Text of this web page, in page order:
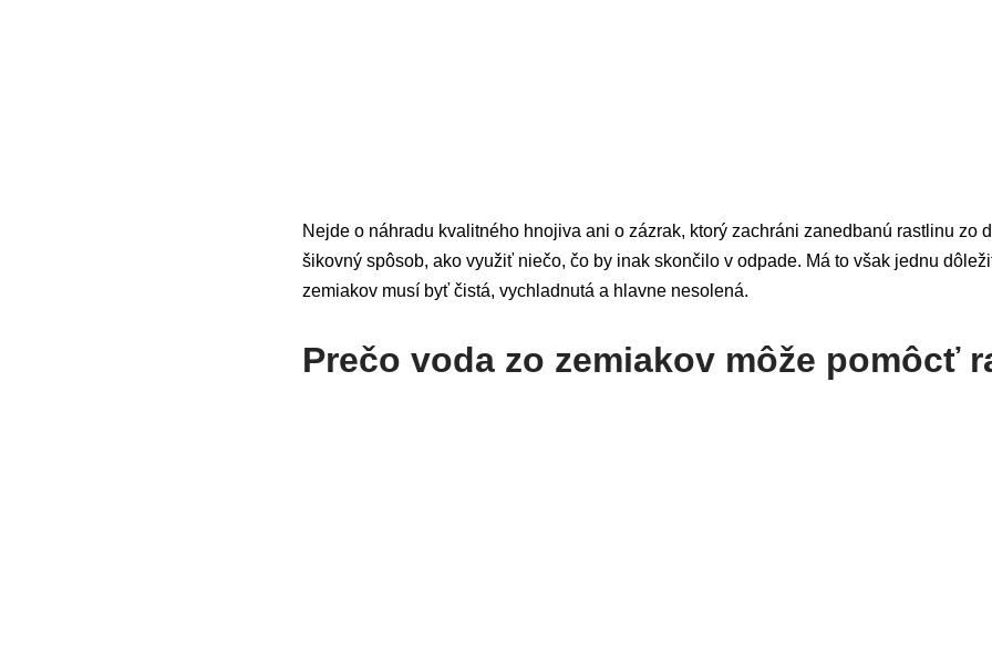
Nejde o náhradu kvalitného hnojiva ani o zázrak, ktorý zachráni zanedbanú rastlinu zo
šikovný spôsob, ako využiť niečo, čo by inak skončilo v odpade. Má to však jednu
zemiakov musí byť čistá, vychladnutá a hlavne nesolená.
Prečo voda zo zemiakov môže pomôcť